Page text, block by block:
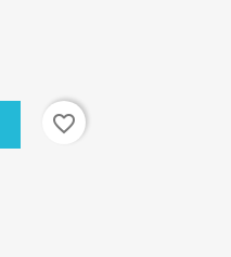
favorite_border